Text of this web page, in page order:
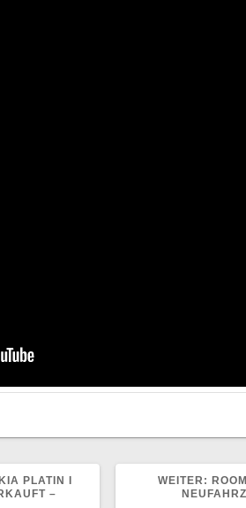
PLATIN I
–
WEITER: